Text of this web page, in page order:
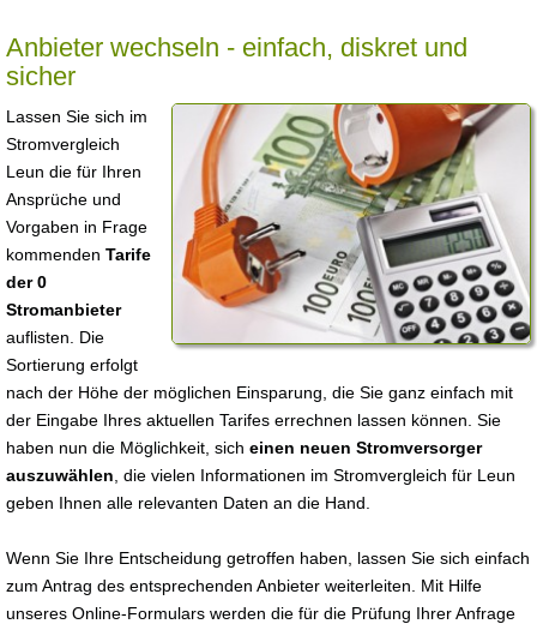
Anbieter wechseln - einfach, diskret und
sicher
Lassen Sie sich im
Stromvergleich
Leun die für Ihren
Ansprüche und
Vorgaben in Frage
kommenden Tarife
der 0
Stromanbieter
auflisten. Die
Sortierung erfolgt
nach der Höhe der möglichen Einsparung, die Sie ganz einfach mit
der Eingabe Ihres aktuellen Tarifes errechnen lassen können. Sie
haben nun die Möglichkeit, sich einen neuen Stromversorger
auszuwählen , die vielen Informationen im Stromvergleich für Leun
geben Ihnen alle relevanten Daten an die Hand.
Wenn Sie Ihre Entscheidung getroffen haben, lassen Sie sich einfach
zum Antrag des entsprechenden Anbieter weiterleiten. Mit Hilfe
unseres Online-Formulars werden die für die Prüfung Ihrer Anfrage